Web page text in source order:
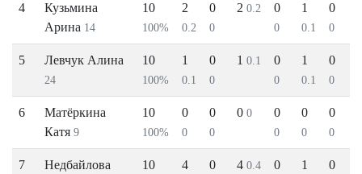
4
Кузьмина
Арина 14
10
100%
2
0.2
0
0
2 0.2 0
0
1
0.1
0
0
5 Левчук Алина
24
10
100%
1
0.1
0
0
1 0.1 0
0
1
0.1
0
0
6
Матёркина
Катя 9
10
100%
0
0
0
0
0 0 0
0
0
0
0
0
7
Недбайлова
10 4 0 4 0.4 0 1 0